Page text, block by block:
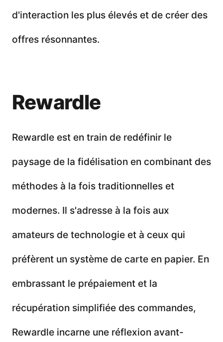
d'interaction les plus élevés et de créer des
offres résonnantes.
Rewardle
Rewardle est en train de redéfinir le
paysage de la fidélisation en combinant des
méthodes à la fois traditionnelles et
modernes. Il s'adresse à la fois aux
amateurs de technologie et à ceux qui
préfèrent un système de carte en papier. En
embrassant le prépaiement et la
récupération simplifiée des commandes,
Rewardle incarne une réflexion avant-